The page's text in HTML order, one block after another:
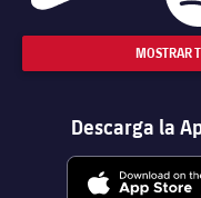
MOSTRAR
Descarga la